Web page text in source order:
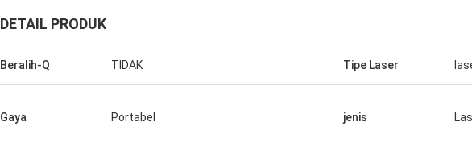
DETAIL PRODUK
Beralih-Q TIDAK Tipe Laser
Gaya Portabel jenis